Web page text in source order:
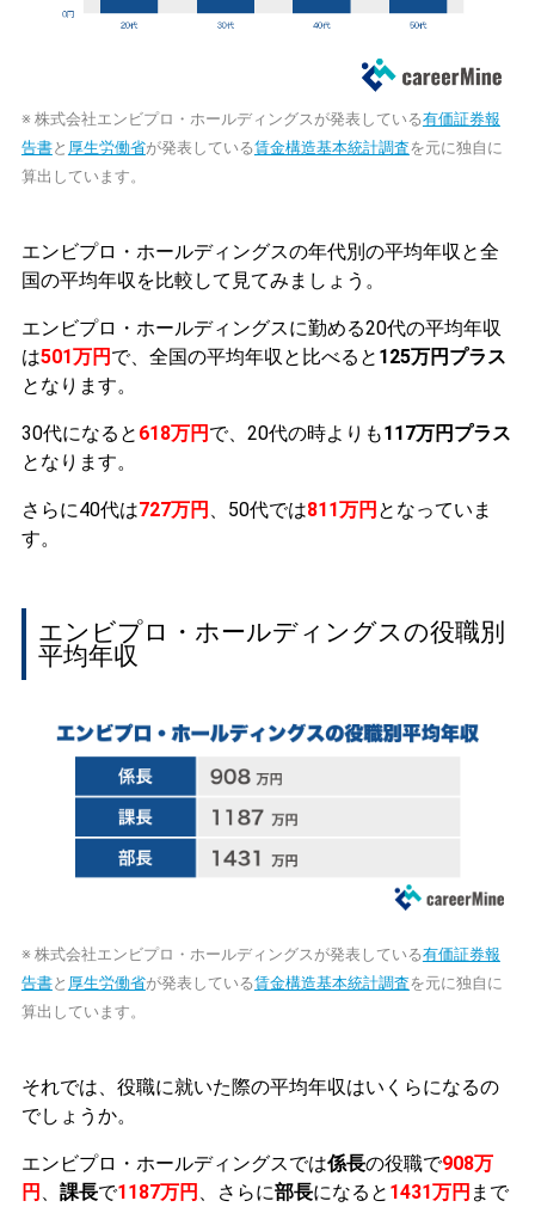
※ 株式会社エンビプロ・ホールディングスが発表している有価証券報
告書と 厚生労働省が発表している賃金構造基本統計調査を元に独自に
算出しています。
エンビプロ・ホールディングスの年代別の平均年収と全
国の平均年収を比較して見てみましょう。
エンビプロ・ホールディングスに勤める20代の平均年収
は501万円 で、全国の平均年収と比べると 125万円プラス
となります。
30代になると 618万円 で、20代の時よりも117万円プラス
となります。
さらに40代は727万円 、50代では811万円 となっていま
す。
エンビプロ・ホールディングスの役職別
平均年収
※ 株式会社エンビプロ・ホールディングスが発表している有価証券報
告書と 厚生労働省が発表している賃金構造基本統計調査を元に独自に
算出しています。
それでは、役職に就いた際の平均年収はいくらになるの
でしょうか。
エンビプロ・ホールディングスでは係長の役職で908万
円
課長で1187万円 、さらに部長になると 1431万円 まで